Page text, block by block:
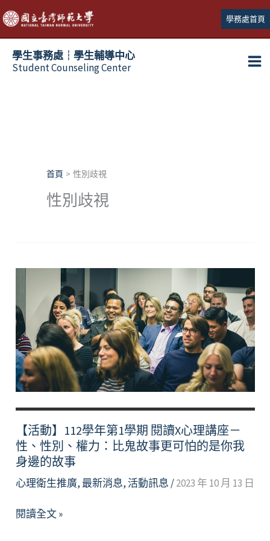
跳
至
主
學務處首頁
學生事務處┆學生輔導中心
Student Counseling Center
首頁 性別歧視
性別歧視
【活動】112學年第1學期 閱讀X心理講座－
性、性別、權力：比鬼故事更可怕的是你我
身邊的故事
心理衛生推廣, 最新消息, 活動訊息 /2023 年 10 月 13 日
【活
閱讀全文 »